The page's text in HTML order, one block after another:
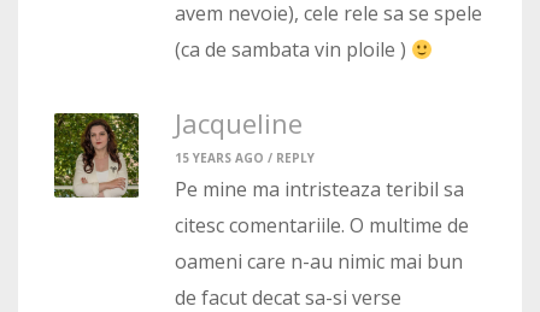
avem nevoie), cele rele sa se spele
(ca de sambata vin ploile )
Jacqueline
15 YEARS AGO / REPLY
Pe mine ma intristeaza teribil sa
citesc comentariile. O multime de
oameni care n-au nimic mai bun
de facut decat sa-si verse